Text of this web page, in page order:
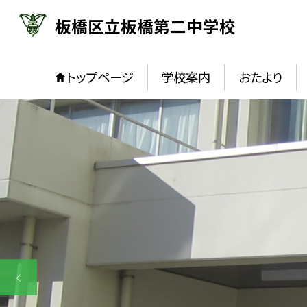
板橋区立板橋第二中学校
トップページ 学校案内 おたより